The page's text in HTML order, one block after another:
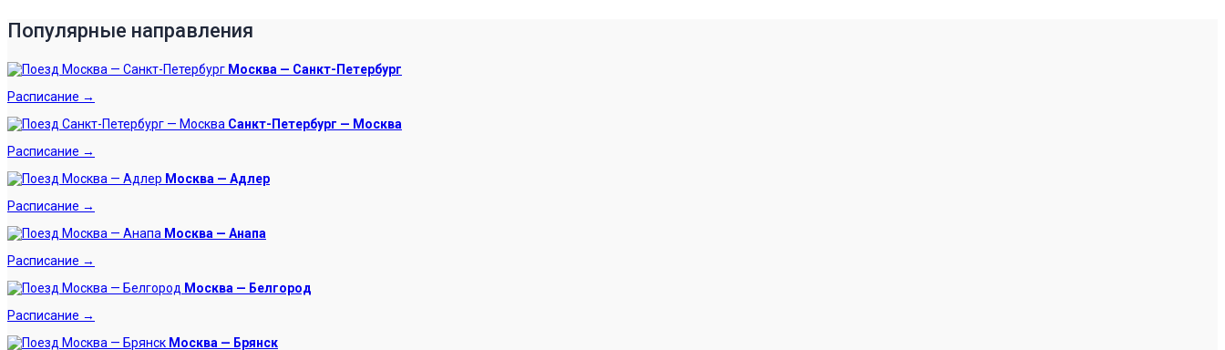
Популярные направления
Москва — Санкт-Петербург
Расписание →
Санкт-Петербург — Москва
Расписание →
Москва — Адлер
Расписание →
Москва — Анапа
Расписание →
Москва — Белгород
Расписание →
Москва — Брянск